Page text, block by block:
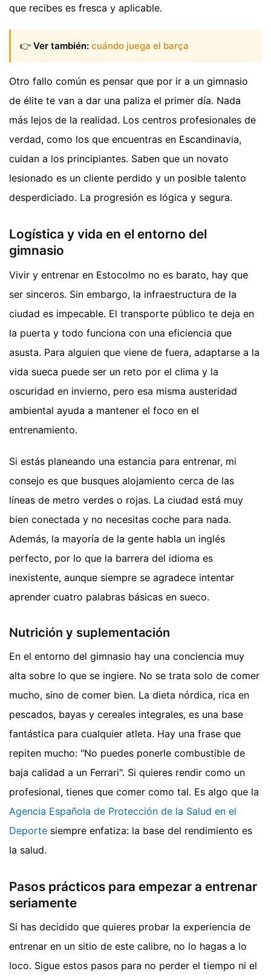
que recibes es fresca y aplicable.
👉 Ver también: cuándo juega el barça
Otro fallo común es pensar que por ir a un gimnasio
de élite te van a dar una paliza el primer día. Nada
más lejos de la realidad. Los centros profesionales de
verdad, como los que encuentras en Escandinavia,
cuidan a los principiantes. Saben que un novato
lesionado es un cliente perdido y un posible talento
desperdiciado. La progresión es lógica y segura.
Logística y vida en el entorno del
gimnasio
Vivir y entrenar en Estocolmo no es barato, hay que
ser sinceros. Sin embargo, la infraestructura de la
ciudad es impecable. El transporte público te deja en
la puerta y todo funciona con una eficiencia que
asusta. Para alguien que viene de fuera, adaptarse a la
vida sueca puede ser un reto por el clima y la
oscuridad en invierno, pero esa misma austeridad
ambiental ayuda a mantener el foco en el
entrenamiento.
Si estás planeando una estancia para entrenar, mi
consejo es que busques alojamiento cerca de las
líneas de metro verdes o rojas. La ciudad está muy
bien conectada y no necesitas coche para nada.
Además, la mayoría de la gente habla un inglés
perfecto, por lo que la barrera del idioma es
inexistente, aunque siempre se agradece intentar
aprender cuatro palabras básicas en sueco.
Nutrición y suplementación
En el entorno del gimnasio hay una conciencia muy
alta sobre lo que se ingiere. No se trata solo de comer
mucho, sino de comer bien. La dieta nórdica, rica en
pescados, bayas y cereales integrales, es una base
fantástica para cualquier atleta. Hay una frase que
repiten mucho: "No puedes ponerle combustible de
baja calidad a un Ferrari". Si quieres rendir como un
profesional, tienes que comer como tal. Es algo que la
Agencia Española de Protección de la Salud en el
Deporte siempre enfatiza: la base del rendimiento es
la salud.
Pasos prácticos para empezar a entrenar
seriamente
Si has decidido que quieres probar la experiencia de
entrenar en un sitio de este calibre, no lo hagas a lo
loco. Sigue estos pasos para no perder el tiempo ni el